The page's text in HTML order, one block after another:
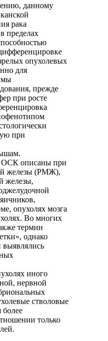
данному
рака
пределах
опухолевых
для
прежде
при росте
при
ОСК описаны при
железы (РМЖ),
железы,
опухолях мозга
Во многих
термин
однако
выявлялись
иного
нервной
стволовые
более
только